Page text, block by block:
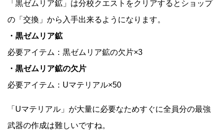
「黒ゼムリア鉱」は分校クエストをクリアするとショップ
の「交換」から入手出来るようになります。
・黒ゼムリア鉱
必要アイテム：黒ゼムリア鉱の欠片×3
・黒ゼムリア鉱の欠片
必要アイテム：Uマテリアル×50
「Uマテリアル」が大量に必要なためすぐに全員分の最強
武器の作成は難しいですね。